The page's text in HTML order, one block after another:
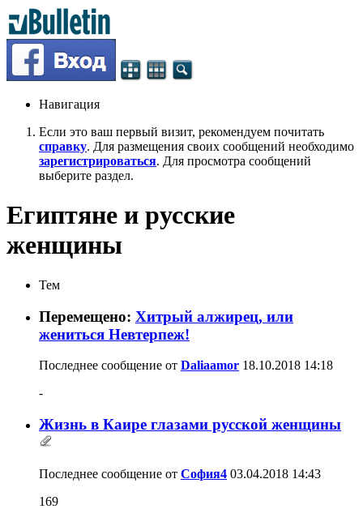
Навигация
Если это ваш первый визит, рекомендуем почитать
справку. Для размещения своих сообщений необходимо
зарегистрироваться. Для просмотра сообщений
выберите раздел.
Египтяне и русские
женщины
Тем
Перемещено: Хитрый алжирец, или
жениться Невтерпеж!
Последнее сообщение от Daliaamor 18.10.2018 14:18
-
Жизнь в Каире глазами русской женщины
Последнее сообщение от София4 03.04.2018 14:43
169